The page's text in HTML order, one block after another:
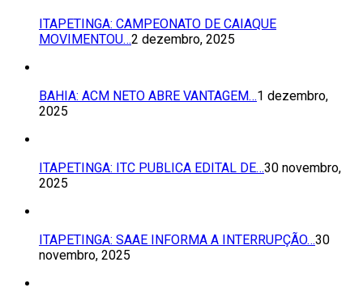
ITAPETINGA: CAMPEONATO DE CAIAQUE
MOVIMENTOU…2 dezembro, 2025
BAHIA: ACM NETO ABRE VANTAGEM…1 dezembro,
2025
ITAPETINGA: ITC PUBLICA EDITAL DE…30 novembro,
2025
ITAPETINGA: SAAE INFORMA A INTERRUPÇÃO…30
novembro, 2025